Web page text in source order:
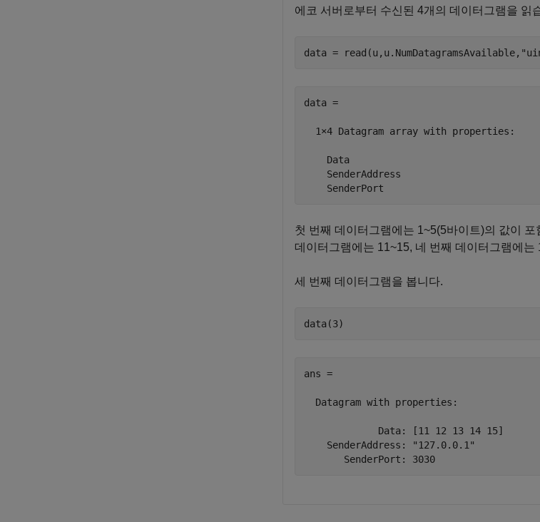
에코 서버로부터 수신된 4개의 데이터그램을 읽
data = read(u,u.NumDatagramsAvailable,
data =
  1×4 Datagram array with properties:
    Data
    SenderAddress
    SenderPort
첫 번째 데이터그램에는 1~5(5바이트)의 값이
데이터그램에는 11~15, 네 번째 데이터그램에
세 번째 데이터그램을 봅니다.
data(3)
ans =
  Datagram with properties:
             Data: [11 12 13 14 15]
    SenderAddress: "127.0.0.1"
       SenderPort: 3030